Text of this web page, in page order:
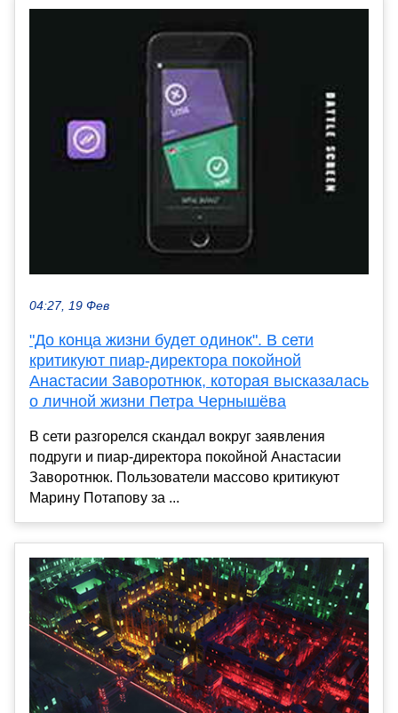
04:27, 19 Фев
"До конца жизни будет одинок". В сети
критикуют пиар-директора покойной
Анастасии Заворотнюк, которая высказалась
о личной жизни Петра Чернышёва
В сети разгорелся скандал вокруг заявления
подруги и пиар-директора покойной Анастасии
Заворотнюк. Пользователи массово критикуют
Марину Потапову за ...